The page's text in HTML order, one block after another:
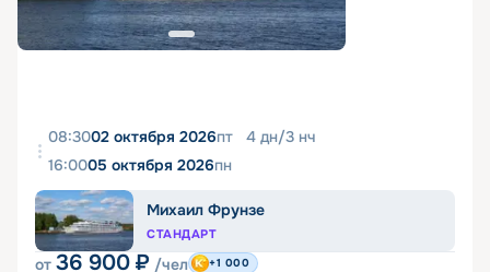
08:3002 октября 2026пт 4 дн/3 нч
16:0005 октября 2026пн
Михаил Фрунзе
СТАНДАРТ
от 36 900 ₽ /чел +1 000